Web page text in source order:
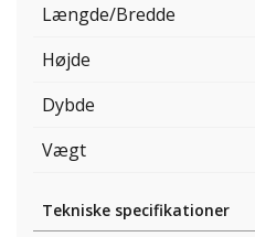
Længde/Bredde
Højde
Dybde
Vægt
Tekniske specifikationer